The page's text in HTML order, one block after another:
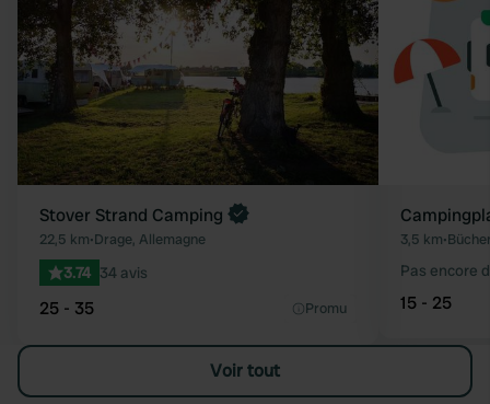
Stover Strand Camping
22,5 km•Drage, Allemagne
3.74 34 avis
25 - 35 Promu
3,5 km•
Pas encore
15 - 25
Voir tout